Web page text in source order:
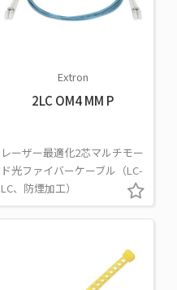
Extron
2LC OM4 MM P
レーザー最適化2芯マルチモー
ド光ファイバーケーブル（LC-
LC、防煙加工）